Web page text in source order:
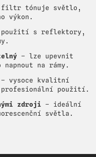
filtr tónuje světlo,
výkon.
použití s reflektory,
– lze upevnit
na rámy.
– vysoce kvalitní
profesionální použití.
zdroji – ideální
světla.